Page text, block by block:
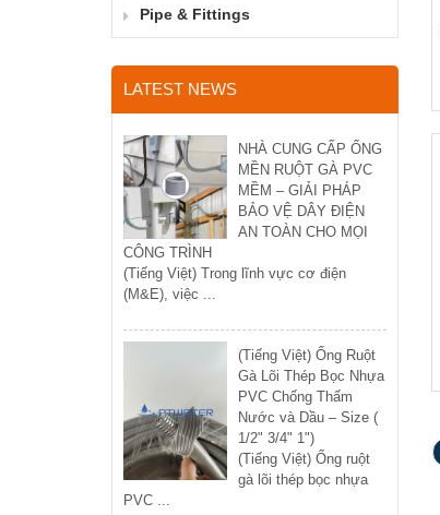
Pipe & Fittings
LATEST NEWS
NHÀ CUNG CẤP ỐNG
MỀN RUỘT GÀ PVC
MỀM – GIẢI PHÁP
BẢO VỆ DÂY ĐIỆN
AN TOÀN CHO MỌI
CÔNG TRÌNH
(Tiếng Việt) Trong lĩnh vực cơ điện
(M&E), việc ...
(Tiếng Việt) Ống Ruột
Gà Lõi Thép Bọc Nhựa
PVC Chống Thấm
Nước và Dầu – Size (
1/2" 3/4" 1")
(Tiếng Việt) Ống ruột
gà lõi thép bọc nhựa
PVC ...